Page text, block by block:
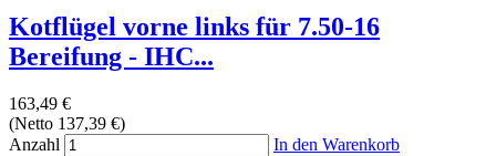
Kotflügel vorne links für 7.50-16
Bereifung - IHC...
163,49 €
(Netto 137,39 €)
Anzahl
In den Warenkorb